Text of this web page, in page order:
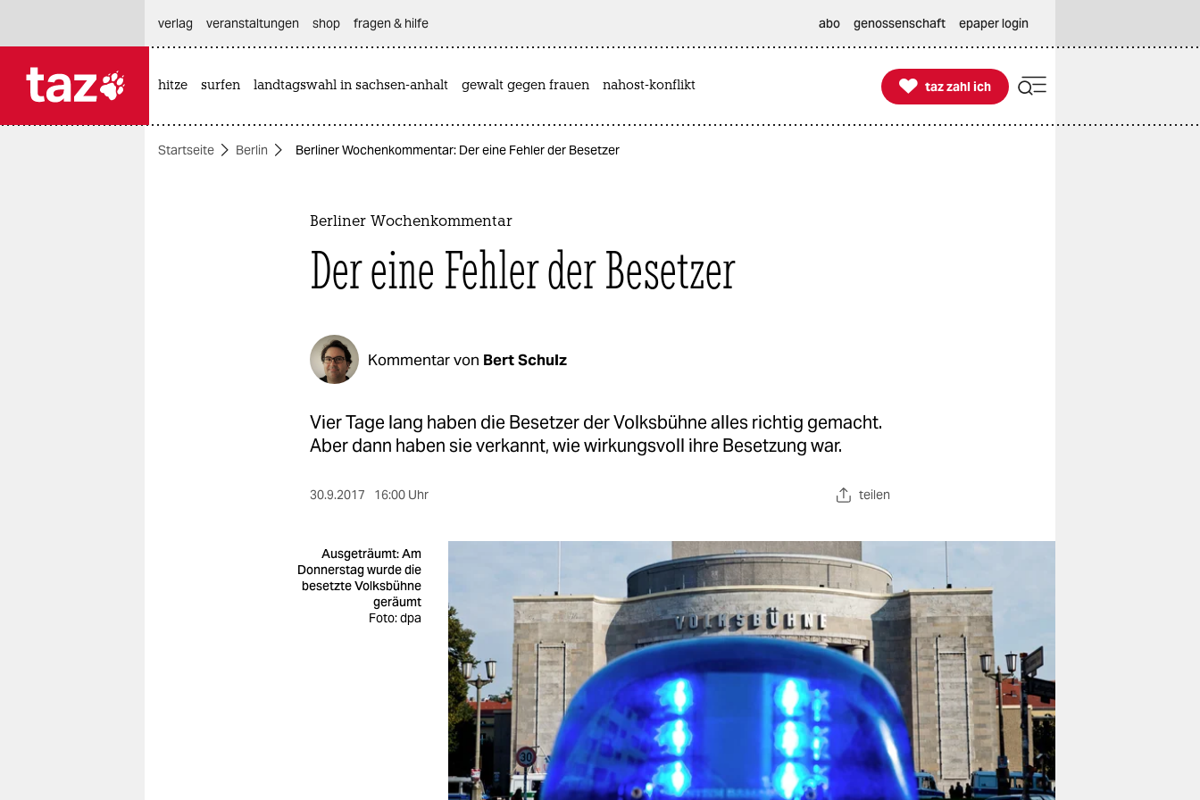
themen
verlag
veranstaltungen shop fragen & hilfe abo genossenschaft epaper login
hitze surfen landtagswahl in sachsen-anhalt gewalt gegen frauen nahost-konflikt 
taz zahl ich
taz zahl ich
Startseite Berlin Berliner Wochenkommentar: Der eine Fehler der Besetzer
Berliner Wochenkommentar
Der eine Fehler der Besetzer
Kommentar von Bert Schulz
Vier Tage lang haben die Besetzer der Volksbühne alles richtig gemacht.
Aber dann haben sie verkannt, wie wirkungsvoll ihre Besetzung war.
30.9.2017 16:00 Uhr teilen
Ausgeträumt: Am
Donnerstag wurde die
besetzte Volksbühne
geräumt
Foto: dpa